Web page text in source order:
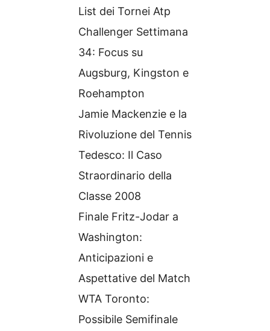
List dei Tornei Atp
Challenger Settimana
34: Focus su
Augsburg, Kingston e
Roehampton
Jamie Mackenzie e la
Rivoluzione del Tennis
Tedesco: Il Caso
Straordinario della
Classe 2008
Finale Fritz-Jodar a
Washington:
Anticipazioni e
Aspettative del Match
WTA Toronto:
Possibile Semifinale